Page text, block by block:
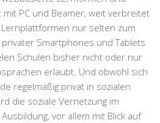
PC und Beamer, weit verbreitet
nur selten zum
privater Smartphones und Tablets
Schulen bisher nicht oder nur
erlaubt. Und obwohl sich
regelmäßig privat in sozialen
die soziale Vernetzung im
vor allem mit Blick auf